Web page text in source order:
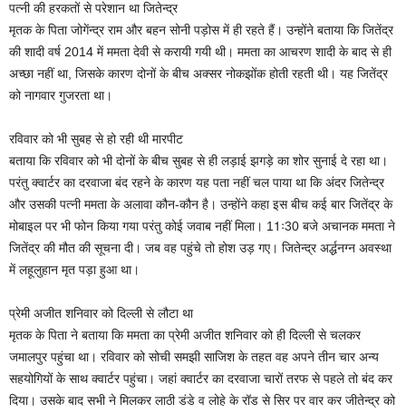
पत्नी की हरकतों से परेशान था जितेन्द्र
मृतक के पिता जोगेंन्द्र राम और बहन सोनी पड़ोस में ही रहते हैं। उन्होंने बताया कि जितेंद्र
की शादी वर्ष 2014 में ममता देवी से करायी गयी थी। ममता का आचरण शादी के बाद से ही
अच्छा नहीं था, जिसके कारण दोनों के बीच अक्सर नोकझोंक होती रहती थी। यह जितेंद्र
को नागवार गुजरता था।
रविवार को भी सुबह से हो रही थी मारपीट
बताया कि रविवार को भी दोनों के बीच सुबह से ही लड़ाई झगड़े का शोर सुनाई दे रहा था।
परंतु क्वार्टर का दरवाजा बंद रहने के कारण यह पता नहीं चल पाया था कि अंदर जितेन्द्र
और उसकी पत्नी ममता के अलावा कौन-कौन है। उन्होंने कहा इस बीच कई बार जितेंद्र के
मोबाइल पर भी फोन किया गया परंतु कोई जवाब नहीं मिला। 11ः30 बजे अचानक ममता ने
जितेंद्र की मौत की सूचना दी। जब वह पहुंचे तो होश उड़ गए। जितेन्द्र अर्द्धनग्न अवस्था
में लहूलुहान मृत पड़ा हुआ था।
प्रेमी अजीत शनिवार को दिल्ली से लौटा था
मृतक के पिता ने बताया कि ममता का प्रेमी अजीत शनिवार को ही दिल्ली से चलकर
जमालपुर पहुंचा था। रविवार को सोची समझी साजिश के तहत वह अपने तीन चार अन्य
सहयोगियों के साथ क्वार्टर पहुंचा। जहां क्वार्टर का दरवाजा चारों तरफ से पहले तो बंद कर
दिया। उसके बाद सभी ने मिलकर लाठी डंडे व लोहे के रॉड से सिर पर वार कर जीतेन्द्र को